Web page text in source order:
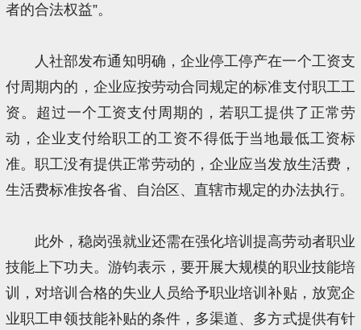
者的合法权益”。
人社部发布通知明确，企业停工停产在一个工资支
付周期内的，企业应按劳动合同规定的标准支付职工工
资。超过一个工资支付周期的，若职工提供了正常劳
动，企业支付给职工的工资不得低于当地最低工资标
准。职工没有提供正常劳动的，企业应当发放生活费，
生活费标准按各省、自治区、直辖市规定的办法执行。
此外，稳岗强就业还需在强化培训提高劳动者职业
技能上下功夫。游钧表示，要开展大规模的职业技能培
训，对培训合格的失业人员给予职业培训补贴，放宽企
业职工申领技能补贴的条件，多渠道、多方式提供有针